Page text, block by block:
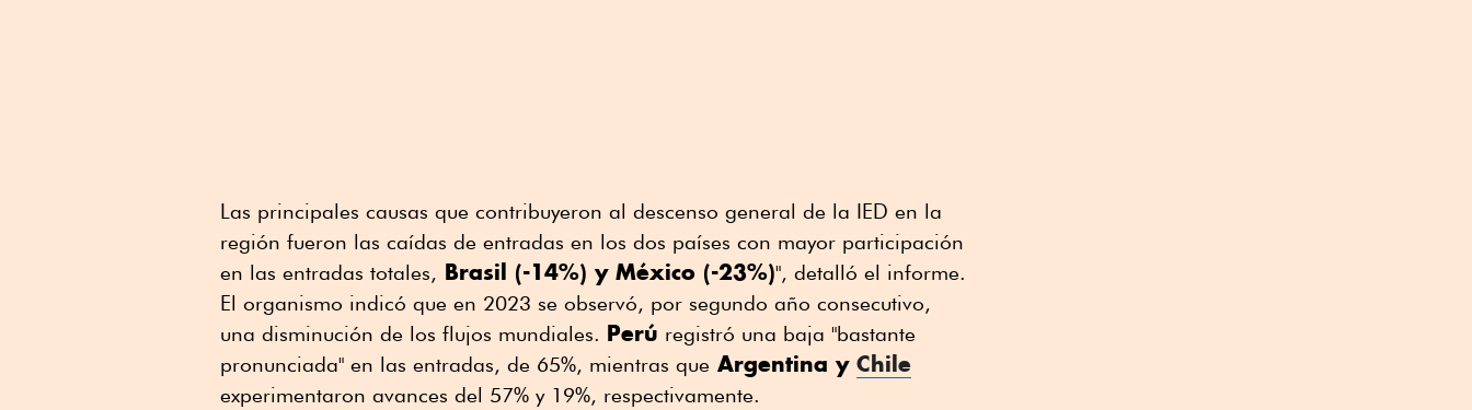
Las principales causas que contribuyeron al descenso general de la IED en la
región fueron las caídas de entradas en los dos países con mayor participación
en las entradas totales, Brasil (-14%) y México (-23%)", detalló el informe.
El organismo indicó que en 2023 se observó, por segundo año consecutivo,
una disminución de los flujos mundiales. Perú registró una baja "bastante
pronunciada" en las entradas, de 65%, mientras que Argentina y Chile
experimentaron avances del 57% y 19%, respectivamente.